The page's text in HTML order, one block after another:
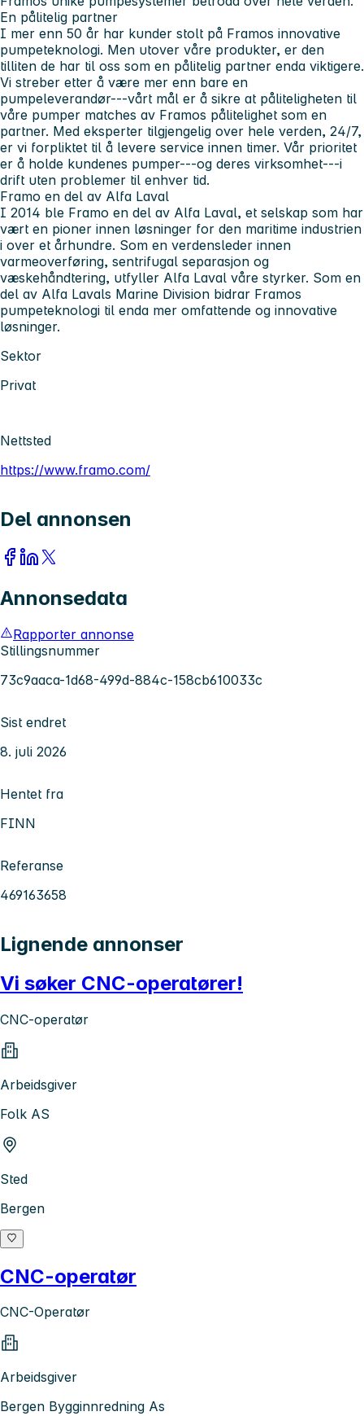
En pålitelig partner
I mer enn 50 år har kunder stolt på Framos innovative
pumpeteknologi. Men utover våre produkter, er den
tilliten de har til oss som en pålitelig partner enda viktigere.
Vi streber etter å være mer enn bare en
pumpeleverandør---vårt mål er å sikre at påliteligheten til
våre pumper matches av Framos pålitelighet som en
partner. Med eksperter tilgjengelig over hele verden, 24/7,
er vi forpliktet til å levere service innen timer. Vår prioritet
er å holde kundenes pumper---og deres virksomhet---i
drift uten problemer til enhver tid.
Framo en del av Alfa Laval
I 2014 ble Framo en del av Alfa Laval, et selskap som har
vært en pioner innen løsninger for den maritime industrien
i over et århundre. Som en verdensleder innen
varmeoverføring, sentrifugal separasjon og
væskehåndtering, utfyller Alfa Laval våre styrker. Som en
del av Alfa Lavals Marine Division bidrar Framos
pumpeteknologi til enda mer omfattende og innovative
løsninger.
Sektor
Privat
Nettsted
https://www.framo.com/
Del annonsen
Annonsedata
Rapporter annonse
Stillingsnummer
73c9aaca-1d68-499d-884c-158cb610033c
Sist endret
8. juli 2026
Hentet fra
FINN
Referanse
469163658
Lignende annonser
Vi søker CNC-operatører!
CNC-operatør
Arbeidsgiver
Folk AS
Sted
Bergen
CNC-operatør
CNC-Operatør
Arbeidsgiver
Bergen Bygginnredning As